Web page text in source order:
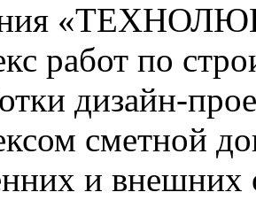
работ по
дизайн-
сметной
и внешних